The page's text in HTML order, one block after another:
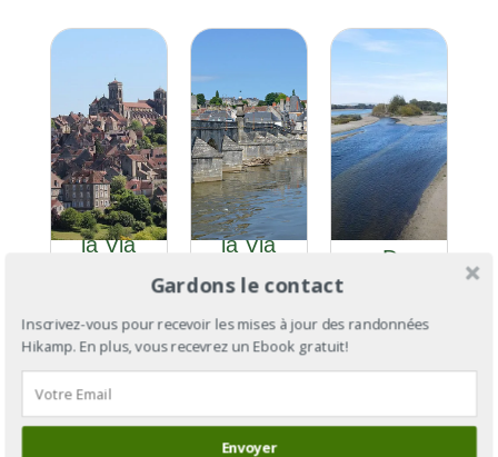
GR®654 :
la Via
de Brûly à
Saint-
Palais
GR®654 :
la Via
Vezeliensis
Section 5 :
de Vézelay
à Nevers
GR®3
Section 5
: De
Ousson-
Gardons le contact
Inscrivez-vous pour recevoir les mises à jour des randonnées
Hikamp. En plus, vous recevrez un Ebook gratuit!
Envoyer